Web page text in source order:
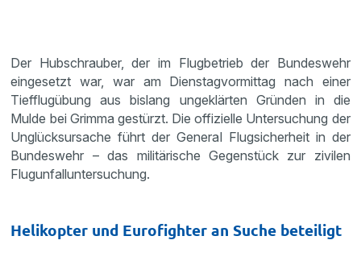
Der Hubschrauber, der im Flugbetrieb der Bundeswehr
eingesetzt war, war am Dienstagvormittag nach einer
Tiefflugübung aus bislang ungeklärten Gründen in die
Mulde bei Grimma gestürzt. Die offizielle Untersuchung der
Unglücksursache führt der General Flugsicherheit in der
Bundeswehr – das militärische Gegenstück zur zivilen
Flugunfalluntersuchung.
Helikopter und Eurofighter an Suche beteiligt